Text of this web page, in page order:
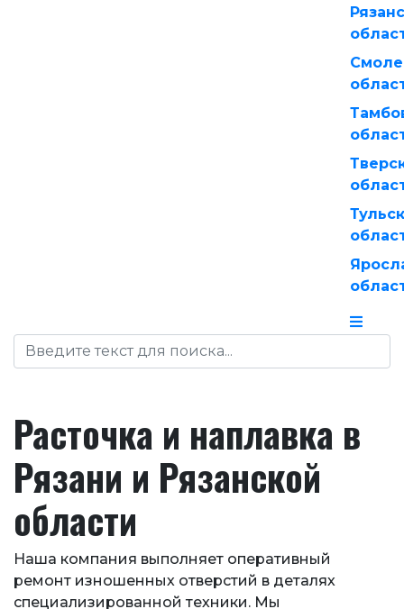
Расточка и наплавка в
Рязани и Рязанской
области
Наша компания выполняет оперативный
ремонт изношенных отверстий в деталях
специализированной техники. Мы